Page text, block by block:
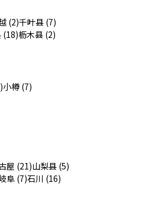
(2)千叶县 (7)
(18)枥木县 (2)
小樽 (7)
屋 (21)山梨县 (5)
阜 (7)石川 (16)